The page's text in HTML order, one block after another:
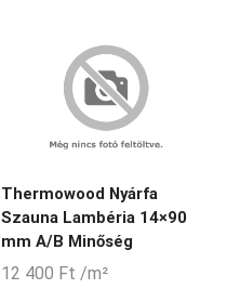
Thermowood Nyárfa
Szauna Lambéria 14×90
mm A/B Minőség
12 400 Ft /m²